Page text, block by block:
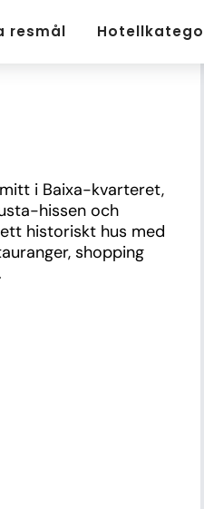
resmål
i Baixa-kvarteret,
hissen och
historiskt hus med
shopping